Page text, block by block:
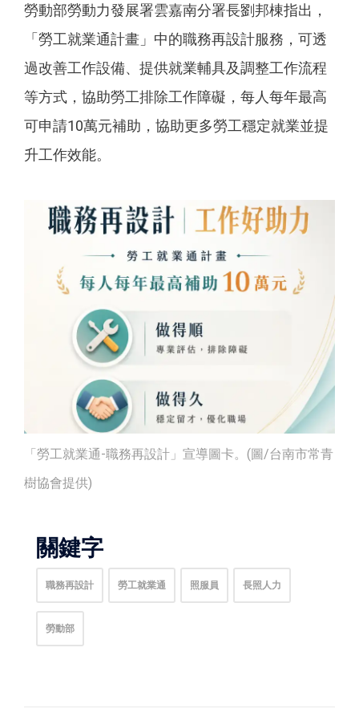
勞動部勞動力發展署雲嘉南分署長劉邦棟指出，
「勞工就業通計畫」中的職務再設計服務，可透
過改善工作設備、提供就業輔具及調整工作流程
等方式，協助勞工排除工作障礙，每人每年最高
可申請10萬元補助，協助更多勞工穩定就業並提
升工作效能。
「勞工就業通-職務再設計」宣導圖卡。(圖/台南市常青
樹協會提供)
關鍵字
職務再設計 勞工就業通 照服員 長照人力
勞動部